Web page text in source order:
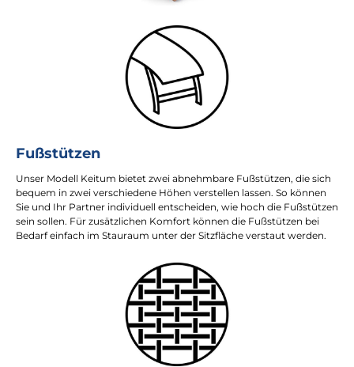
Fußstützen
Unser Modell Keitum bietet zwei abnehmbare Fußstützen, die sich
bequem in zwei verschiedene Höhen verstellen lassen. So können
Sie und Ihr Partner individuell entscheiden, wie hoch die Fußstützen
sein sollen. Für zusätzlichen Komfort können die Fußstützen bei
Bedarf einfach im Stauraum unter der Sitzfläche verstaut werden.